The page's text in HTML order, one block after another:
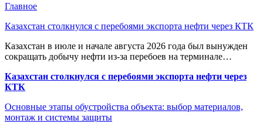
Главное
Казахстан столкнулся с перебоями экспорта нефти через КТК
Казахстан в июле и начале августа 2026 года был вынужден
сокращать добычу нефти из-за перебоев на терминале…
Казахстан столкнулся с перебоями экспорта нефти через
КТК
Основные этапы обустройства объекта: выбор материалов,
монтаж и системы защиты